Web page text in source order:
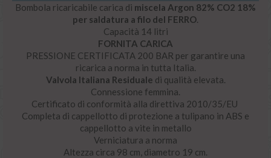
Bombola ricaricabile carica di miscela Argon 82% CO2 18%
per saldatura a filo del FERRO.
Capacità 14 litri
FORNITA CARICA
PRESSIONE CERTIFICATA 200 BAR per garantire una
ricarica a norma in tutta Italia.
Valvola Italiana Residuale di qualità elevata.
Connessione femmina.
Certificato di conformità alla direttiva 2010/35/EU
Completa di cappellotto di protezione a tulipano in ABS e
cappellotto a vite in metallo
Verniciatura a norma
Altezza circa 98 cm, diametro 19 cm.